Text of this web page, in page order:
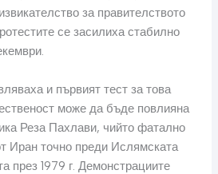
за правителството
се засилиха стабилно
и първият тест за това
може да бъде повлияна
Реза Пахлави, чийто фатално
Иран точно преди Ислямската
през 1979 г. Демонстрациите